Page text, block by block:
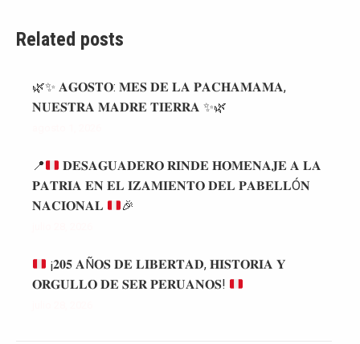
Related posts
🌿✨ 𝐀𝐆𝐎𝐒𝐓𝐎: 𝐌𝐄𝐒 𝐃𝐄 𝐋𝐀 𝐏𝐀𝐂𝐇𝐀𝐌𝐀𝐌𝐀,
𝐍𝐔𝐄𝐒𝐓𝐑𝐀 𝐌𝐀𝐃𝐑𝐄 𝐓𝐈𝐄𝐑𝐑𝐀 ✨🌿
📍
𝐃𝐄𝐒𝐀𝐆𝐔𝐀𝐃𝐄𝐑𝐎 𝐑𝐈𝐍𝐃𝐄 𝐇𝐎𝐌𝐄𝐍𝐀𝐉𝐄 𝐀 𝐋𝐀
𝐏𝐀𝐓𝐑𝐈𝐀 𝐄𝐍 𝐄𝐋 𝐈𝐙𝐀𝐌𝐈𝐄𝐍𝐓𝐎 𝐃𝐄𝐋 𝐏𝐀𝐁𝐄𝐋𝐋Ó𝐍
𝐍𝐀𝐂𝐈𝐎𝐍𝐀𝐋
🎉
¡𝟐𝟎𝟓 𝐀Ñ𝐎𝐒 𝐃𝐄 𝐋𝐈𝐁𝐄𝐑𝐓𝐀𝐃, 𝐇𝐈𝐒𝐓𝐎𝐑𝐈𝐀 𝐘
𝐎𝐑𝐆𝐔𝐋𝐋𝐎 𝐃𝐄 𝐒𝐄𝐑 𝐏𝐄𝐑𝐔𝐀𝐍𝐎𝐒!